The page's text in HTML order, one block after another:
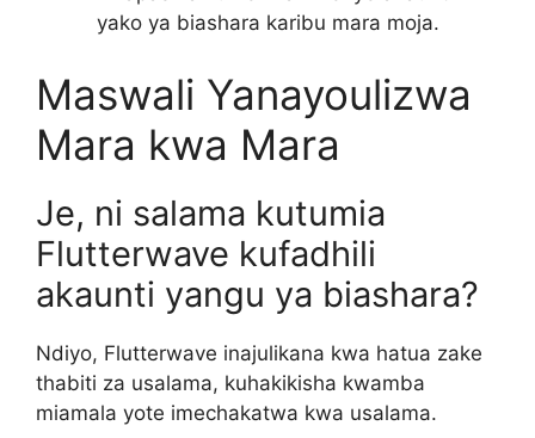
yako ya biashara karibu mara moja.
Maswali Yanayoulizwa
Mara kwa Mara
Je, ni salama kutumia
Flutterwave kufadhili
akaunti yangu ya biashara?
Ndiyo, Flutterwave inajulikana kwa hatua zake
thabiti za usalama, kuhakikisha kwamba
miamala yote imechakatwa kwa usalama.